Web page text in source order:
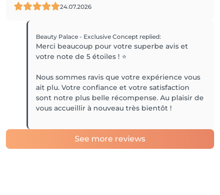
24.07.2026
Beauty Palace - Exclusive Concept replied:
Merci beaucoup pour votre superbe avis et
votre note de 5 étoiles ! ⭐️
Nous sommes ravis que votre expérience vous
ait plu. Votre confiance et votre satisfaction
sont notre plus belle récompense. Au plaisir de
vous accueillir à nouveau très bientôt !
See more reviews